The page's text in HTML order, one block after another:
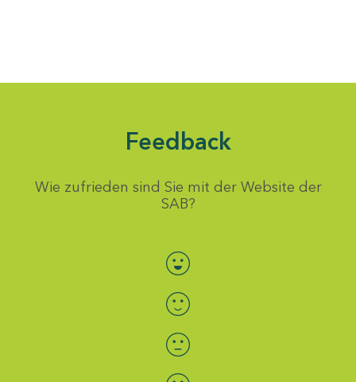
Feedback
Wie zufrieden sind Sie mit der Website der
SAB?
Bewertung auswählen